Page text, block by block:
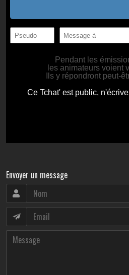
Envoyer un message